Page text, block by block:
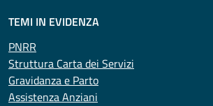
TEMI IN EVIDENZA
PNRR
Struttura Carta dei Servizi
Gravidanza e Parto
Assistenza Anziani